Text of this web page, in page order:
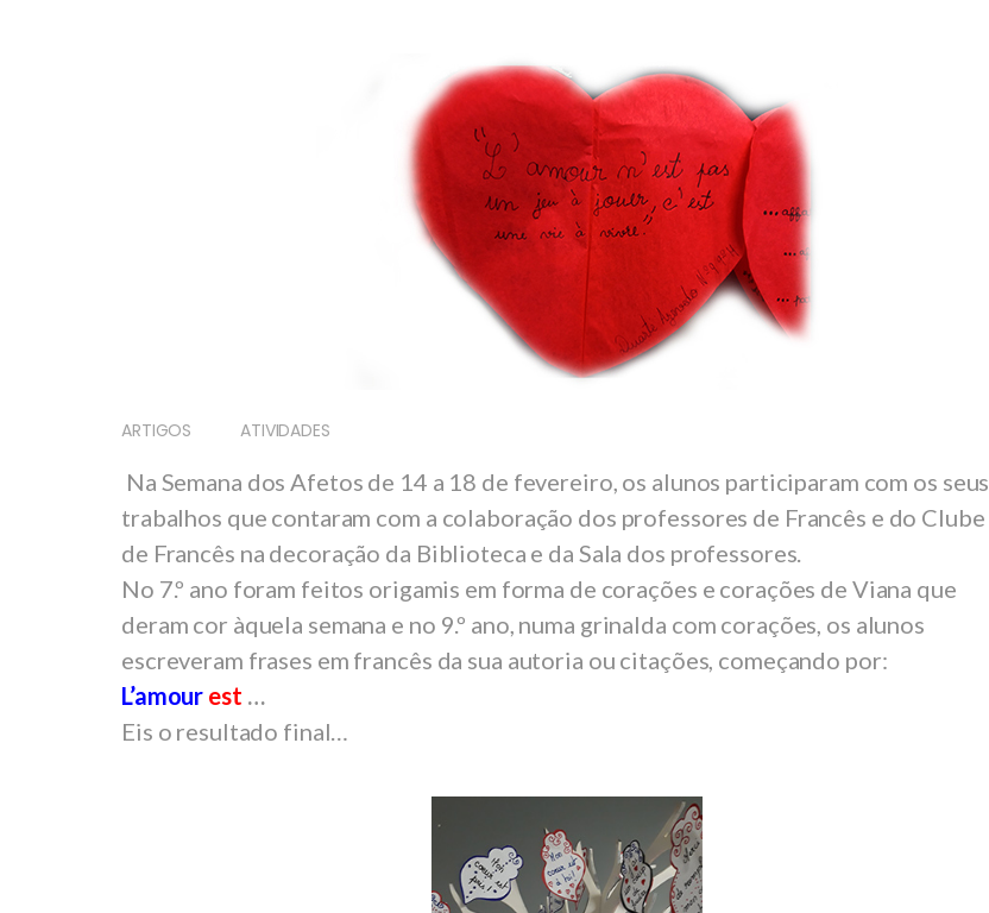
ARTIGOS ATIVIDADES
Na Semana dos Afetos de 14 a 18 de fevereiro, os alunos participaram com os seus
trabalhos que contaram com a colaboração dos professores de Francês e do Clube
de Francês na decoração da Biblioteca e da Sala dos professores.
No 7.º ano foram feitos origamis em forma de corações e corações de Viana que
deram cor àquela semana e no 9.º ano, numa grinalda com corações, os alunos
escreveram frases em francês da sua autoria ou citações, começando por:
L’amour est …
Eis o resultado final…